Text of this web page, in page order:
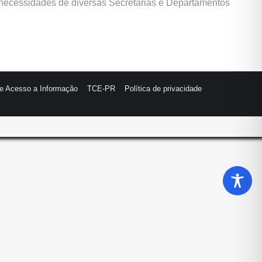
de diversas Secretarias e Departamentos
Acesso a Informação TCE-PR
Política de privacidade